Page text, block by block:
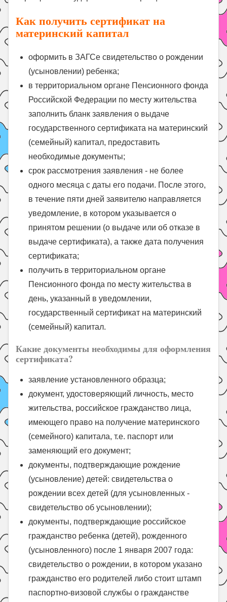
Как получить сертификат на
материнский капитал
оформить в ЗАГСе свидетельство о рождении
(усыновлении) ребенка;
в территориальном органе Пенсионного фонда
Российской Федерации по месту жительства
заполнить бланк заявления о выдаче
государственного сертификата на материнский
(семейный) капитал, предоставить
необходимые документы;
срок рассмотрения заявления - не более
одного месяца с даты его подачи. После этого,
в течение пяти дней заявителю направляется
уведомление, в котором указывается о
принятом решении (о выдаче или об отказе в
выдаче сертификата), а также дата получения
сертификата;
получить в территориальном органе
Пенсионного фонда по месту жительства в
день, указанный в уведомлении,
государственный сертификат на материнский
(семейный) капитал.
Какие документы необходимы для оформления
сертификата?
заявление установленного образца;
документ, удостоверяющий личность, место
жительства, российское гражданство лица,
имеющего право на получение материнского
(семейного) капитала, т.е. паспорт или
заменяющий его документ;
документы, подтверждающие рождение
(усыновление) детей: свидетельства о
рождении всех детей (для усыновленных -
свидетельство об усыновлении);
документы, подтверждающие российское
гражданство ребенка (детей), рожденного
(усыновленного) после 1 января 2007 года:
свидетельство о рождении, в котором указано
гражданство его родителей либо стоит штамп
паспортно-визовой службы о гражданстве